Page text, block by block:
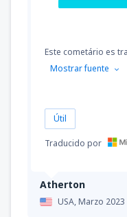
Atherton
USA,Marzo 2023
Este cometário es
Mostrar fuente
Útil
Traducido por